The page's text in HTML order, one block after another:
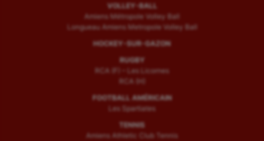
VOLLEY-BALL
Amiens Métropole Volley Ball
Longueau Amiens Metropole Volley Ball
HOCKEY-SUR-GAZON
RUGBY
RCA (F) – Les Licornes
RCA (H)
FOOTBALL AMÉRICAIN
Les Spartiates
TENNIS
Amiens Athletic Club Tennis